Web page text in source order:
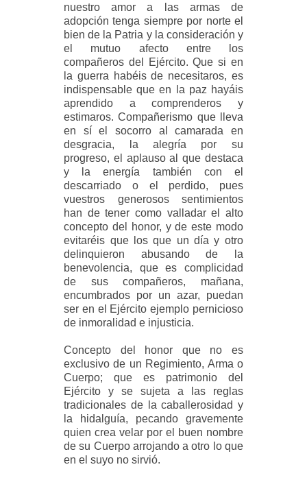
nuestro amor a las armas de
adopción tenga siempre por norte el
bien de la Patria y la consideración y
el mutuo afecto entre los
compañeros del Ejército. Que si en
la guerra habéis de necesitaros, es
indispensable que en la paz hayáis
aprendido a comprenderos y
estimaros. Compañerismo que lleva
en sí el socorro al camarada en
desgracia, la alegría por su
progreso, el aplauso al que destaca
y la energía también con el
descarriado o el perdido, pues
vuestros generosos sentimientos
han de tener como valladar el alto
concepto del honor, y de este modo
evitaréis que los que un día y otro
delinquieron abusando de la
benevolencia, que es complicidad
de sus compañeros, mañana,
encumbrados por un azar, puedan
ser en el Ejército ejemplo pernicioso
de inmoralidad e injusticia.
Concepto del honor que no es
exclusivo de un Regimiento, Arma o
Cuerpo; que es patrimonio del
Ejército y se sujeta a las reglas
tradicionales de la caballerosidad y
la hidalguía, pecando gravemente
quien crea velar por el buen nombre
de su Cuerpo arrojando a otro lo que
en el suyo no sirvió.